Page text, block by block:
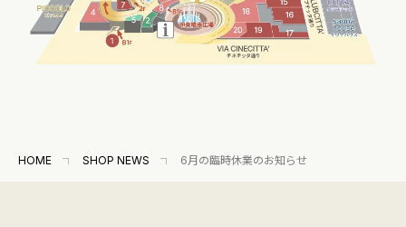
HOME SHOP NEWS 6月の臨時休業のお知らせ